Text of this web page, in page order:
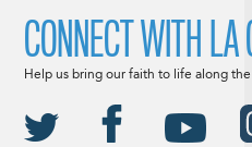
CONNECT WITH LA
Help us bring our faith to life along